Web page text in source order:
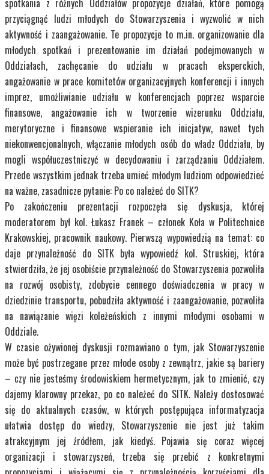
spotkania z różnych Oddziałów propozycje działań, które pomogą
przyciągnąć ludzi młodych do Stowarzyszenia i wyzwolić w nich
aktywność i zaangażowanie. Te propozycje to m.in. organizowanie dla
młodych spotkań i prezentowanie im działań podejmowanych w
Oddziałach, zachęcanie do udziału w pracach eksperckich,
angażowanie w prace komitetów organizacyjnych konferencji i innych
imprez, umożliwianie udziału w konferencjach poprzez wsparcie
finansowe, angażowanie ich w tworzenie wizerunku Oddziału,
merytoryczne i finansowe wspieranie ich inicjatyw, nawet tych
niekonwencjonalnych, włączanie młodych osób do władz Oddziału, by
mogli współuczestniczyć w decydowaniu i zarządzaniu Oddziałem.
Przede wszystkim jednak trzeba umieć młodym ludziom odpowiedzieć
na ważne, zasadnicze pytanie: Po co należeć do SITK?
Po zakończeniu prezentacji rozpoczęła się dyskusja, której
moderatorem był kol. Łukasz Franek – członek Koła w Politechnice
Krakowskiej, pracownik naukowy. Pierwszą wypowiedzią na temat: co
daje przynależność do SITK była wypowiedź kol. Struskiej, która
stwierdziła, że jej osobiście przynależność do Stowarzyszenia pozwoliła
na rozwój osobisty, zdobycie cennego doświadczenia w pracy w
dziedzinie transportu, pobudziła aktywność i zaangażowanie, pozwoliła
na nawiązanie więzi koleżeńskich z innymi młodymi osobami w
Oddziale.
W czasie ożywionej dyskusji rozmawiano o tym, jak Stowarzyszenie
może być postrzegane przez młode osoby z zewnątrz, jakie są bariery
– czy nie jesteśmy środowiskiem hermetycznym, jak to zmienić, czy
dajemy klarowny przekaz, po co należeć do SITK. Należy dostosować
się do aktualnych czasów, w których postępująca informatyzacja
ułatwia dostęp do wiedzy, Stowarzyszenie nie jest już takim
atrakcyjnym jej źródłem, jak kiedyś. Pojawia się coraz więcej
organizacji i stowarzyszeń, trzeba się przebić z konkretnymi